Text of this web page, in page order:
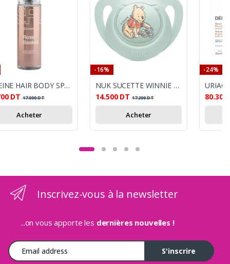
K-REINE HAIR BODY SPLASH ROSE BASKET 120 ML
DT 17.000DT
Acheter
-16%
NUK SUCETTE WINNIE 2EME AGE
14.500 DT 17.200DT
Acheter
-24%
80.300
Inscrivez-vous à la newsletter
...on vous apporte les dernières nouvelles !
Adresse e-mail
S'inscrire